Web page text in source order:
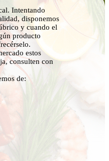
Intentando
disponemos
y cuando el
producto
estos
consulten con
de: